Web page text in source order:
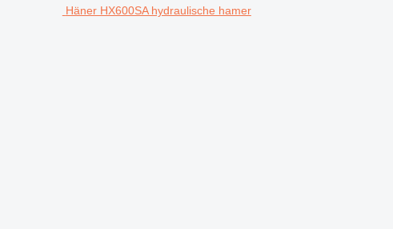
Häner HX600SA hydraulische hamer